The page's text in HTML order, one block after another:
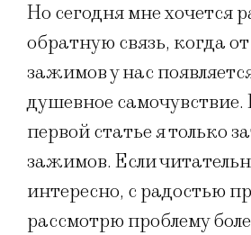
Но сегодня мне хочется
обратную связь, когда
зажимов у нас
душевное самочувствие.
первой статье я только
зажимов. Если
интересно, с радостью
рассмотрю проблему